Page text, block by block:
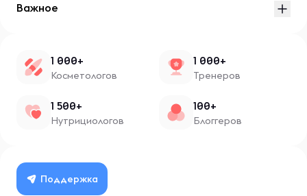
Важное
1 000+
Косметологов
1 000+
Тренеров
1 500+
Нутрициологов
100+
Блоггеров
Поддержка